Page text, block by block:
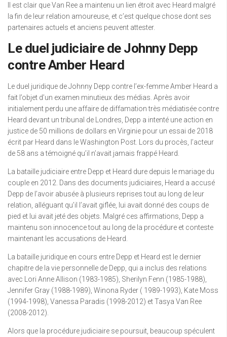
Il est clair que Van Ree a maintenu un lien étroit avec Heard malgré
la fin de leur relation amoureuse, et c’est quelque chose dont ses
partenaires actuels et anciens peuvent attester.
Le duel judiciaire de Johnny Depp
contre Amber Heard
Le duel juridique de Johnny Depp contre l’ex-femme Amber Heard a
fait l’objet d’un examen minutieux des médias. Après avoir
initialement perdu une affaire de diffamation très médiatisée contre
Heard devant un tribunal de Londres, Depp a intenté une action en
justice de 50 millions de dollars en Virginie pour un essai de 2018
écrit par Heard dans le Washington Post. Lors du procès, l’acteur
de 58 ans a témoigné qu’il n’avait jamais frappé Heard.
La bataille judiciaire entre Depp et Heard dure depuis le mariage du
couple en 2012. Dans des documents judiciaires, Heard a accusé
Depp de l’avoir abusée à plusieurs reprises tout au long de leur
relation, alléguant qu’il l’avait giflée, lui avait donné des coups de
pied et lui avait jeté des objets. Malgré ces affirmations, Depp a
maintenu son innocence tout au long de la procédure et conteste
maintenant les accusations de Heard.
La bataille juridique en cours entre Depp et Heard est le dernier
chapitre de la vie personnelle de Depp, qui a inclus des relations
avec Lori Anne Allison (1983-1985), Sherilyn Fenn (1985-1988),
Jennifer Gray (1988-1989), Winona Ryder ( 1989-1993), Kate Moss
(1994-1998), Vanessa Paradis (1998-2012) et Tasya Van Ree
(2008-2012).
Alors que la procédure judiciaire se poursuit, beaucoup spéculent